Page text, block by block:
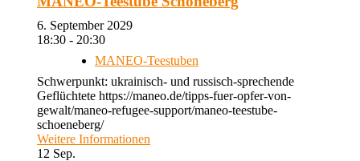
6. September 2029
18:30 - 20:30
MANEO-Teestuben
Schwerpunkt: ukrainisch- und russisch-sprechende
Geflüchtete https://maneo.de/tipps-fuer-opfer-von-
gewalt/maneo-refugee-support/maneo-teestube-
schoeneberg/
Weitere Informationen
12 Sep.